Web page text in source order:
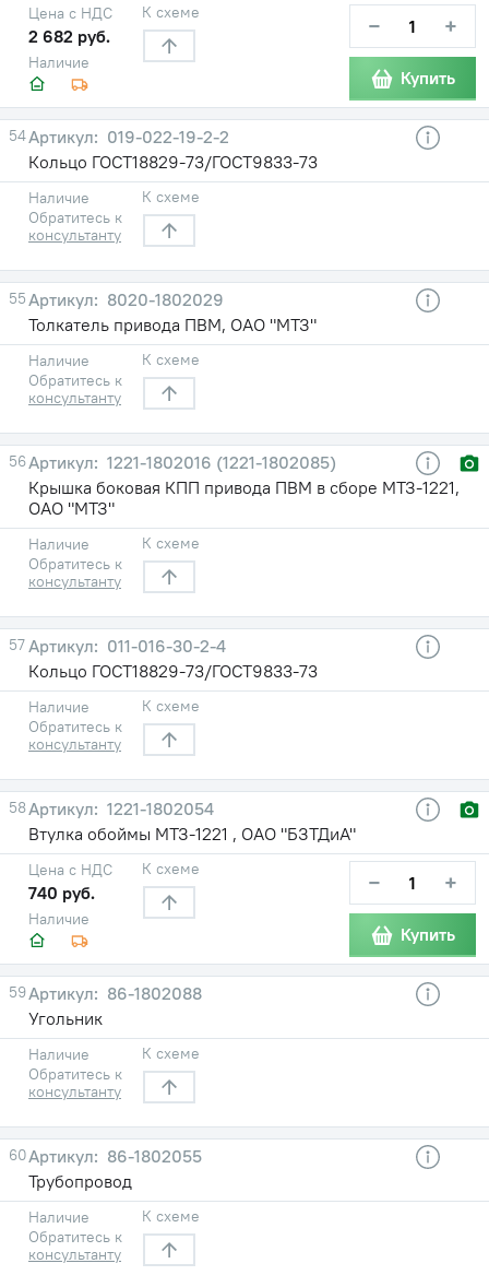
Наличие
Цена с НДС
2 682 руб.
К схеме − +
Купить
54
019-022-19-2-2
Кольцо ГОСТ18829-73/ГОСТ9833-73
Наличие
Обратитесь к
консультанту
К схеме
55
8020-1802029
Толкатель привода ПВМ, ОАО "МТЗ"
Наличие
Обратитесь к
консультанту
К схеме
56
1221-1802016 (1221-1802085)
Крышка боковая КПП привода ПВМ в сборе МТЗ-1221,
ОАО "МТЗ"
Наличие
Обратитесь к
консультанту
К схеме
57
011-016-30-2-4
Кольцо ГОСТ18829-73/ГОСТ9833-73
Наличие
Обратитесь к
консультанту
К схеме
58
1221-1802054
Втулка обоймы МТЗ-1221 , ОАО "БЗТДиА"
Наличие
Цена с НДС
740 руб.
К схеме − +
Купить
59
86-1802088
Угольник
Наличие
Обратитесь к
консультанту
К схеме
60
86-1802055
Трубопровод
Наличие
Обратитесь к
консультанту
К схеме